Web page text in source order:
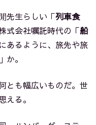
先生らしい「列車食
式会社嘱託時代の「船
あるように、旅先や旅
か。
とも幅広いものだ。世
える。